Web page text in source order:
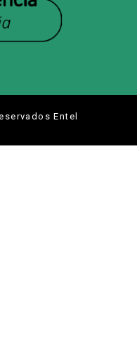
Entel